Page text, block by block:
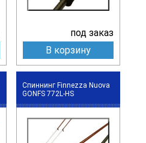
под заказ
В корзину
Спиннинг Finnezza Nuova
GONFS 772L-HS